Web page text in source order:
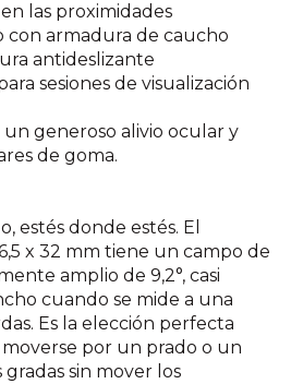
las proximidades
con armadura de caucho
antideslizante
sesiones de visualización
un generoso alivio ocular y
de goma.
estés donde estés. El
x 32 mm tiene un campo de
amplio de 9,2°, casi
cuando se mide a una
Es la elección perfecta
moverse por un prado o un
sin mover los